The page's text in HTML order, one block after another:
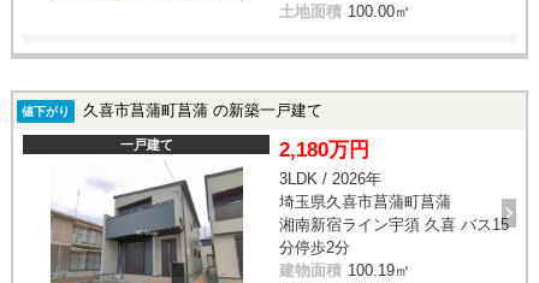
土地面積 100.00㎡
値下がり 久喜市菖蒲町菖蒲 の新築一戸建て
一戸建て 2,180万円
3LDK / 2026年
埼玉県久喜市菖蒲町菖蒲
湘南新宿ライン宇須 久喜 バス15
分停歩2分
建物面積 100.19㎡